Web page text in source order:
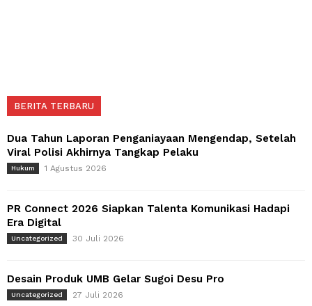
BERITA TERBARU
Dua Tahun Laporan Penganiayaan Mengendap, Setelah
Viral Polisi Akhirnya Tangkap Pelaku
Hukum 1 Agustus 2026
PR Connect 2026 Siapkan Talenta Komunikasi Hadapi
Era Digital
Uncategorized 30 Juli 2026
Desain Produk UMB Gelar Sugoi Desu Pro
Uncategorized 27 Juli 2026